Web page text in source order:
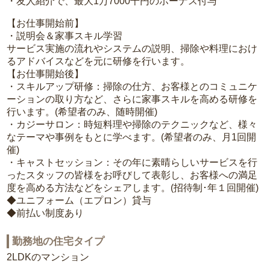
【お仕事開始前】
・説明会＆家事スキル学習
サービス実施の流れやシステムの説明、掃除や料理におけ
るアドバイスなどを元に研修を行います。
【お仕事開始後】
・スキルアップ研修：掃除の仕方、お客様とのコミュニケ
ーションの取り方など、さらに家事スキルを高める研修を
行います。(希望者のみ、随時開催)
・カジーサロン：時短料理や掃除のテクニックなど、様々
なテーマや事例をもとに学べます。(希望者のみ、月1回開
催)
・キャストセッション：その年に素晴らしいサービスを行
ったスタッフの皆様をお呼びして表彰し、お客様への満足
度を高める方法などをシェアします。(招待制･年１回開催)
◆ユニフォーム（エプロン）貸与
◆前払い制度あり
勤務地の住宅タイプ
2LDKのマンション